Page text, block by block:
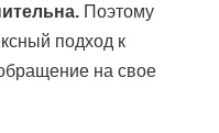
Поэтому
подход к
на свое